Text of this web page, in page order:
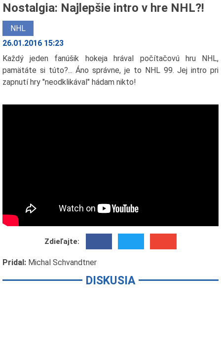
Nostalgia: Najlepšie intro v hre NHL?!
NHL
26.01.2016 15:23
Každý jeden fanúšik hokeja hrával počítačovú hru NHL,
pamätáte si túto?... Áno správne, je to NHL 99. Jej intro pri
zapnutí hry "neodklikával" hádam nikto!
Zdieľajte:
Pridal: Michal Schvandtner
DISKUSIA